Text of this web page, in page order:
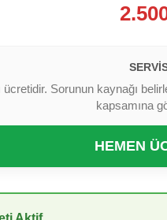
Sorunun kaynağı
kapsamına
HEMEN